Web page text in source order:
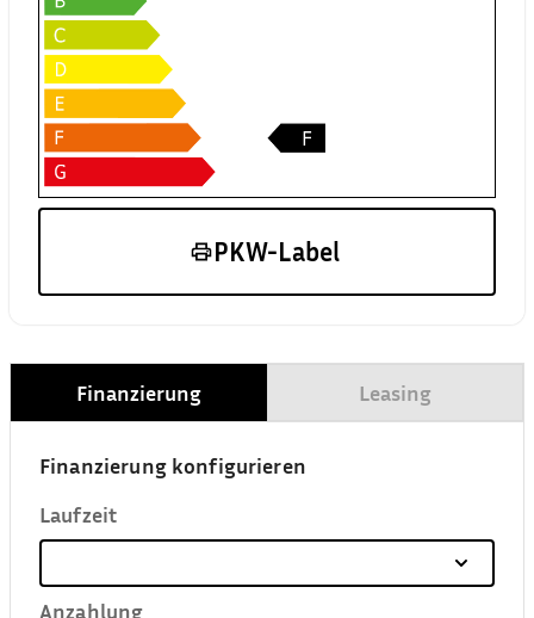
PKW-Label
Finanzierung Leasing
Finanzierung konfigurieren
Laufzeit
Anzahlung